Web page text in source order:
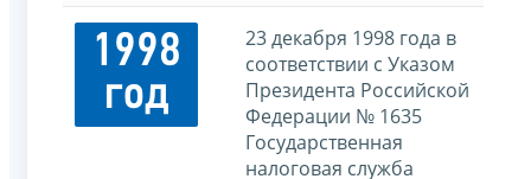
1998
год
23 декабря 1998 года в
соответствии с Указом
Президента Российской
Федерации № 1635
Государственная
налоговая служба